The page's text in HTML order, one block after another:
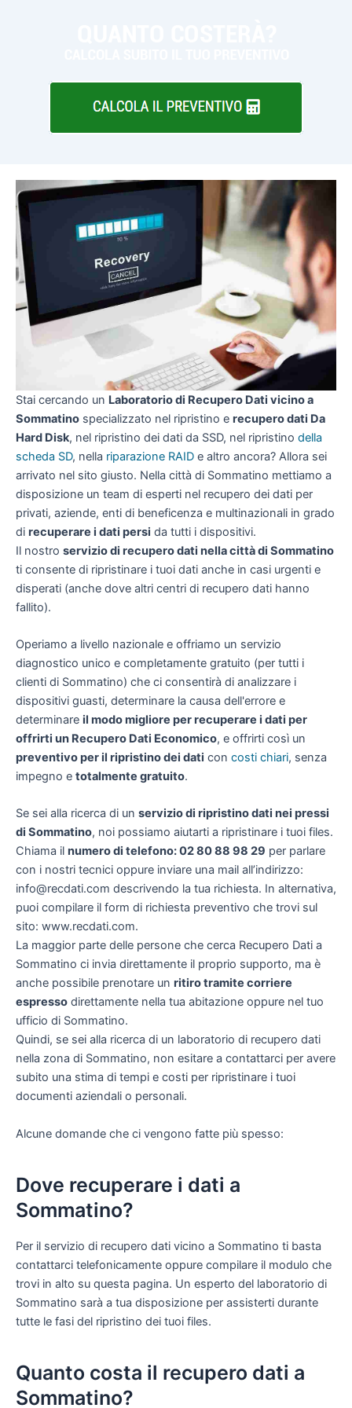
Stai cercando un Laboratorio di Recupero Dati vicino a
Sommatino specializzato nel ripristino e recupero dati Da
Hard Disk, nel ripristino dei dati da SSD, nel ripristino della
scheda SD, nella riparazione RAID e altro ancora? Allora sei
arrivato nel sito giusto. Nella città di Sommatino mettiamo a
disposizione un team di esperti nel recupero dei dati per
privati, aziende, enti di beneficenza e multinazionali in grado
di recuperare i dati persi da tutti i dispositivi.
Il nostro servizio di recupero dati nella città di Sommatino
ti consente di ripristinare i tuoi dati anche in casi urgenti e
disperati (anche dove altri centri di recupero dati hanno
fallito).
Operiamo a livello nazionale e offriamo un servizio
diagnostico unico e completamente gratuito (per tutti i
clienti di Sommatino) che ci consentirà di analizzare i
dispositivi guasti, determinare la causa dell'errore e
determinare il modo migliore per recuperare i dati per
offrirti un Recupero Dati Economico, e offrirti così un
preventivo per il ripristino dei dati con costi chiari, senza
impegno e totalmente gratuito.
Se sei alla ricerca di un servizio di ripristino dati nei pressi
di Sommatino, noi possiamo aiutarti a ripristinare i tuoi files.
Chiama il numero di telefono: 02 80 88 98 29 per parlare
con i nostri tecnici oppure inviare una mail all’indirizzo:
info@recdati.com descrivendo la tua richiesta. In alternativa,
puoi compilare il form di richiesta preventivo che trovi sul
sito: www.recdati.com.
La maggior parte delle persone che cerca Recupero Dati a
Sommatino ci invia direttamente il proprio supporto, ma è
anche possibile prenotare un ritiro tramite corriere
espresso direttamente nella tua abitazione oppure nel tuo
ufficio di Sommatino.
Quindi, se sei alla ricerca di un laboratorio di recupero dati
nella zona di Sommatino, non esitare a contattarci per avere
subito una stima di tempi e costi per ripristinare i tuoi
documenti aziendali o personali.
Alcune domande che ci vengono fatte più spesso:
Dove recuperare i dati a
Sommatino?
Per il servizio di recupero dati vicino a Sommatino ti basta
contattarci telefonicamente oppure compilare il modulo che
trovi in alto su questa pagina. Un esperto del laboratorio di
Sommatino sarà a tua disposizione per assisterti durante
tutte le fasi del ripristino dei tuoi files.
Quanto costa il recupero dati a
Sommatino?